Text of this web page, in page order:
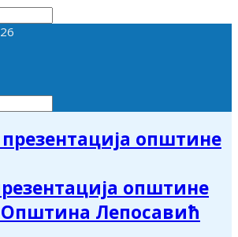
општине
Лепосавић